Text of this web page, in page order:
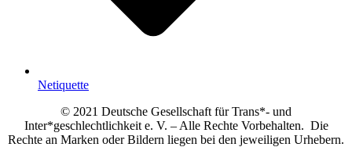
Netiquette
© 2021 Deutsche Gesellschaft für Trans*- und
Inter*geschlechtlichkeit e. V. – Alle Rechte Vorbehalten. Die
Rechte an Marken oder Bildern liegen bei den jeweiligen Urhebern.